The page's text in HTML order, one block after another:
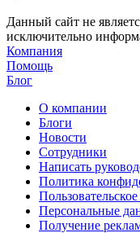
Данный сайт не
исключительно
Компания
Помощь
Блог
О компании
Блоги
Новости
Сотрудники
Написать
Политика
Персональные
Получение